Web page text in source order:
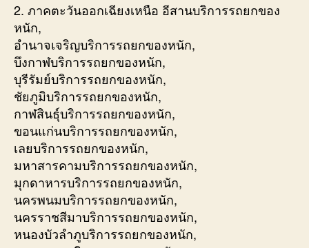
2. ภาคตะวันออกเฉียงเหนือ อีสานบริการรถยกของ
หนัก,
อำนาจเจริญบริการรถยกของหนัก,
บึงกาฬบริการรถยกของหนัก,
บุรีรัมย์บริการรถยกของหนัก,
ชัยภูมิบริการรถยกของหนัก,
กาฬสินธุ์บริการรถยกของหนัก,
ขอนแก่นบริการรถยกของหนัก,
เลยบริการรถยกของหนัก,
มหาสารคามบริการรถยกของหนัก,
มุกดาหารบริการรถยกของหนัก,
นครพนมบริการรถยกของหนัก,
นครราชสีมาบริการรถยกของหนัก,
หนองบัวลำภูบริการรถยกของหนัก,